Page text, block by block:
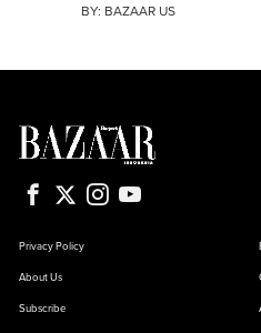
BY: BAZAAR US
Privacy Policy
About Us
Subscribe